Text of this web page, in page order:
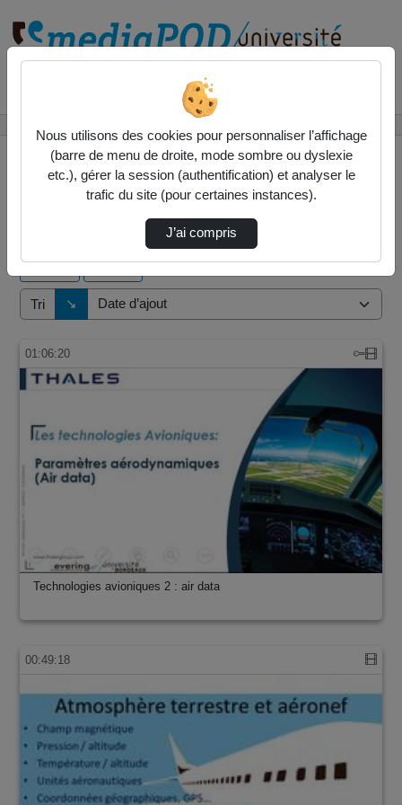
2 vidéos trouvées
Tri ↘
Direction de tri
01:06:20
Technologies avioniques 2 : air data
00:49:18
Nous utilisons des cookies pour personnaliser l’affichage
(barre de menu de droite, mode sombre ou dyslexie
etc.), gérer la session (authentification) et analyser le
trafic du site (pour certaines instances).
J’ai compris